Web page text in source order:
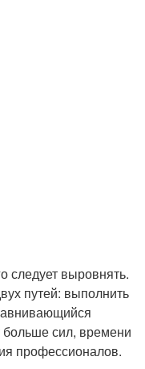
следует выровнять.
путей: выполнить
сил, времени
профессионалов.